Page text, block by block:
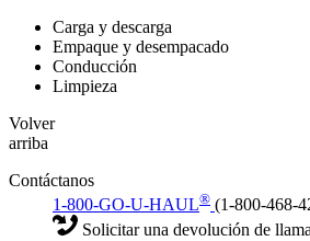
Carga y descarga
Empaque y desempacado
Conducción
Limpieza
Volver
arriba
Contáctanos
1-800-GO-U-HAUL® (1-800-468-
Solicitar una devolución de